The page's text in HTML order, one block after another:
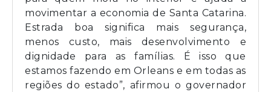
movimentar a economia de Santa Catarina.
Estrada boa significa mais segurança,
menos custo, mais desenvolvimento e
dignidade para as famílias. É isso que
estamos fazendo em Orleans e em todas as
regiões do estado”, afirmou o governador